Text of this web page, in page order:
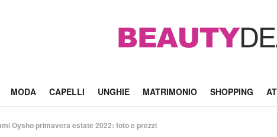
MODA CAPELLI UNGHIE MATRIMONIO SHOPPING
Oysho primavera estate 2022: foto e prezzi